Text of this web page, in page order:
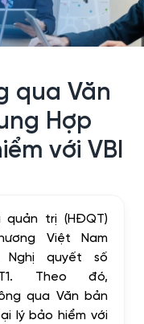
qua Văn
Hợp
với VBI
trị (HĐQT)
Việt Nam
Nghị quyết số
Theo đó,
qua Văn bản
lý bảo hiểm với